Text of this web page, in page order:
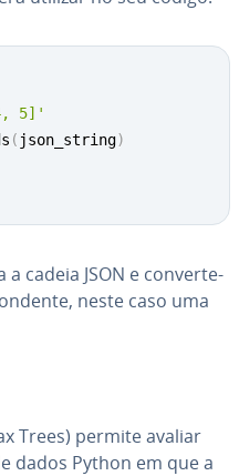
5]'
( json_string)
a cadeia JSON e converte-
neste caso uma
Trees) permite avaliar
dados Python em que a